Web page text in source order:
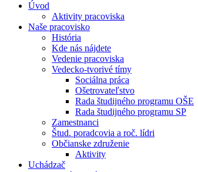
Úvod
Aktivity pracoviska
Naše pracovisko
História
Kde nás nájdete
Vedenie pracoviska
Vedecko-tvorivé tímy
Sociálna práca
Ošetrovateľstvo
Rada študijného programu OŠE
Rada študijného programu SP
Zamestnanci
Štud. poradcovia a roč. lídri
Občianske združenie
Aktivity
Uchádzač